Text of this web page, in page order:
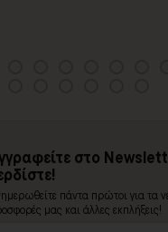
στο
πάντα πρώτοι για τα
μας και άλλες εκπλήξεις!